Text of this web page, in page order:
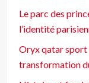
Le parc des
l’identité
Oryx qatar sport
transformation